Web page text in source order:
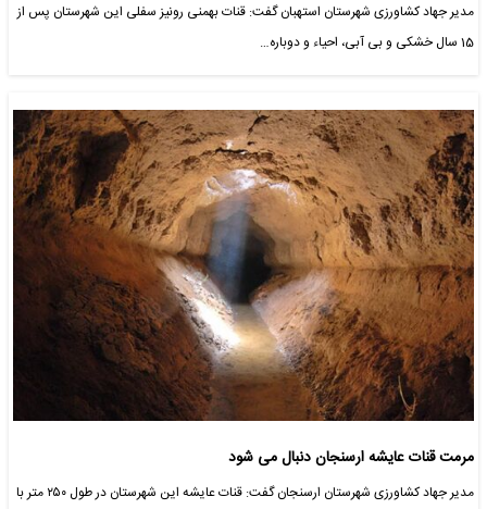
مدیر جهاد کشاورزی شهرستان استهبان گفت: قنات بهمنی رونیز سفلی این شهرستان پس از
15 سال خشکی و بی آبی، احیاء و دوباره…
مرمت قنات عایشه ارسنجان دنبال می شود
مدیر جهاد کشاورزی شهرستان ارسنجان گفت: قنات عایشه این شهرستان در طول ۲۵۰ متر با